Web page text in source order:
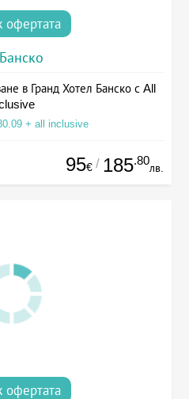
офертата
Банско
в Гранд Хотел Банско с All
+ all inclusive
95€ / 185.80
лв.
офертата